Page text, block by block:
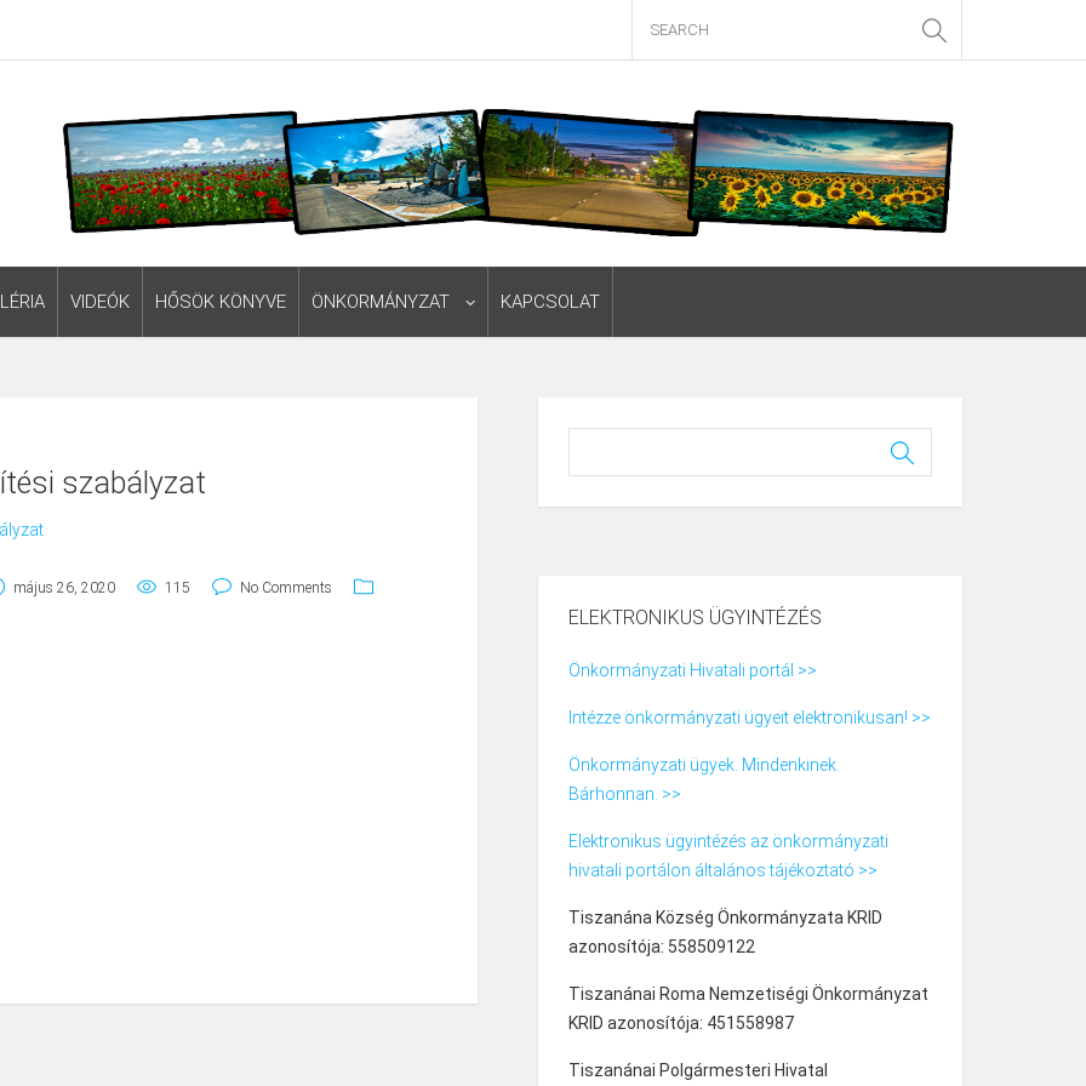
VIDEÓK HŐSÖK KÖNYVE ÖNKORMÁNYZAT KAPCSOLAT
szabályzat
május 26, 2020 115 No Comments
ELEKTRONIKUS ÜGYINTÉZÉS
Önkormányzati Hivatali portál >>
Intézze önkormányzati ügyeit elektronikusan! >>
Önkormányzati ügyek. Mindenkinek.
Bárhonnan. >>
Elektronikus ügyintézés az önkormányzati
hivatali portálon általános tájékoztató >>
Tiszanána Község Önkormányzata KRID
azonosítója: 558509122
Tiszanánai Roma Nemzetiségi Önkormányzat
KRID azonosítója: 451558987
Tiszanánai Polgármesteri Hivatal